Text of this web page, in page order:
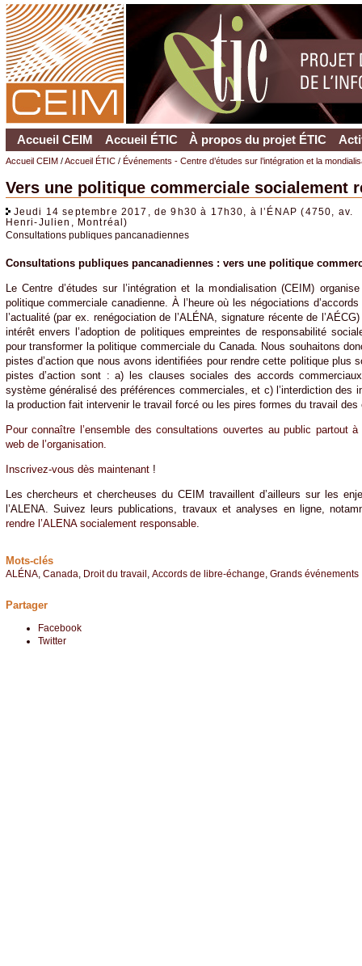
Accueil CEIM Accueil ÉTIC À propos du projet ÉTIC
Accueil CEIM/Accueil ÉTIC/ Événements - Centre d’études sur l’intégration et la
Vers une politique commerciale socialement
Jeudi 14 septembre 2017, de 9h30 à 17h30, à l’ÉNAP (4750, av.
Henri-Julien, Montréal)
Consultations publiques pancanadiennes
Consultations publiques pancanadiennes : vers une politique
Le Centre d’études sur l’intégration et la mondialisation (CEIM)
politique commerciale canadienne. À l’heure où les négociations
l’actualité (par ex. renégociation de l’ALÉNA, signature récente de
intérêt envers l’adoption de politiques empreintes de responsabilité
pour transformer la politique commerciale du Canada. Nous souhaitons
pistes d’action que nous avons identifiées pour rendre cette politique plus
pistes d’action sont : a) les clauses sociales des accords
système généralisé des préférences commerciales, et c) l’interdiction des
la production fait intervenir le travail forcé ou les pires formes du travail des
Pour connaître l’ensemble des consultations ouvertes au public partout
web de l’organisation.
Inscrivez-vous dès maintenant!
Les chercheurs et chercheuses du CEIM travaillent d’ailleurs sur les
l’ALENA. Suivez leurs publications, travaux et analyses en ligne,
rendre l’ALENA socialement responsable.
Mots-clés
ALÉNA, Canada Droit du travail Accords de libre-échange Grands événements
Partager
Facebook
Twitter